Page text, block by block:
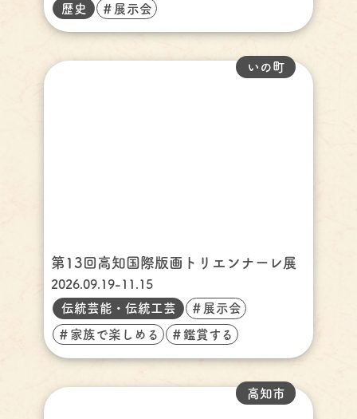
歴史
＃展示会
第13回高知国際版画トリエンナーレ展
いの町
2026.09.19-11.15
伝統芸能・伝統工芸
＃展示会
＃家族で楽しめる ＃鑑賞する
高知市